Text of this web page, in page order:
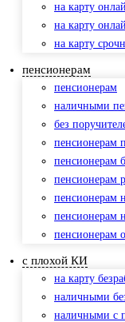
на карту
на карту
на карту
пенсионерам
пенсионерам
наличными
без
пенсионерам
пенсионерам
пенсионерам
пенсионерам
пенсионерам
пенсионерам
с плохой КИ
на карту
наличными
наличными с